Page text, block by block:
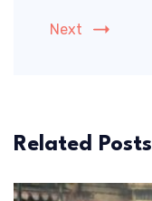
Next
Related Posts